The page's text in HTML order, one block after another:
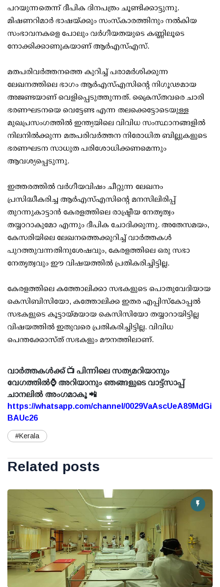
പറയുന്നതെന്ന് ദീപിക ദിനപത്രം ചൂണ്ടിക്കാട്ടുന്നു.
മിഷണറിമാർ ഭാഷയ്ക്കും സംസ്കാരത്തിനും നൽകിയ
സംഭാവനകളെ പോലും വർഗീയതയുടെ കണ്ണിലൂടെ
നോക്കിക്കാണുകയാണ് ആർഎസ്എസ്.
മതപരിവർത്തനത്തെ കുറിച്ച് പരാമർശിക്കുന്ന
ലേഖനത്തിലെ ഭാഗം ആർഎസ്എസിന്റെ നിഗൂഢമായ
അജണ്ടയാണ് വെളിപ്പെടുത്തുന്നത്. ക്രൈസ്തവരെ ചാരി
ഭരണഘടനയെ വെട്ടേണ്ട എന്ന തലക്കെട്ടോടെയുള്ള
മുഖപ്രസംഗത്തിൽ ഇന്ത്യയിലെ വിവിധ സംസ്ഥാനങ്ങളിൽ
നിലനിൽക്കുന്ന മതപരിവർത്തന നിരോധിത ബില്ലുകളുടെ
ഭരണഘടന സാധുത പരിശോധിക്കണമെന്നും
ആവശ്യപ്പെടുന്നു.
ഇത്തരത്തിൽ വർഗീയവിഷം ചീറ്റുന്ന ലേഖനം
പ്രസിദ്ധീകരിച്ച ആർഎസ്എസിന്റെ മനസിലിരിപ്പ്
തുറന്നുകാട്ടാൻ കേരളത്തിലെ രാഷ്ട്രീയ നേതൃത്വം
തയ്യാറാകുമോ എന്നും ദീപിക ചോദിക്കുന്നു. അതേസമയം,
കേസരിയിലെ ലേഖനത്തെക്കുറിച്ച് വാർത്തകൾ
പുറത്തുവന്നതിനുശേഷവും, കേരളത്തിലെ ഒരു സഭാ
നേതൃത്വവും ഈ വിഷയത്തിൽ പ്രതികരിച്ചിട്ടില്ല.
കേരളത്തിലെ കത്തോലിക്കാ സഭകളുടെ പൊതുവേദിയായ
കെസിബിസിയോ, കത്തോലിക്ക ഇതര എപ്പിസ്കോപ്പൽ
സഭകളുടെ കൂട്ടായ്മയായ കെസിസിയോ തയ്യാറായിട്ടില്ല
വിഷയത്തിൽ ഇതുവരെ പ്രതികരിച്ചിട്ടില്ല. വിവിധ
പെന്തക്കോസ്ത് സഭകളും മൗനത്തിലാണ്.
വാർത്തകൾക്ക് 📺 പിന്നിലെ സത്യമറിയാനും
വേഗത്തിൽ⌚ അറിയാനും ഞങ്ങളുടെ വാട്ട്സാപ്പ്
ചാനലിൽ അംഗമാകൂ 📲
https://whatsapp.com/channel/0029VaAscUeA89MdGi
BAUc26
#Kerala
Related posts